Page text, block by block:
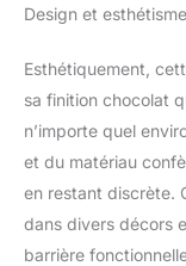
Design et esthétisme
Esthétiquement,
sa finition chocolat
n’importe quel
et du matériau
en restant discrète.
dans divers décors
barrière